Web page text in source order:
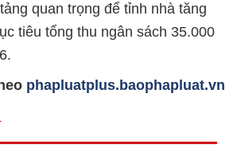
quan trọng để tỉnh nhà tăng
tiêu tổng thu ngân sách 35.000
phapluatplus.baophapluat.vn